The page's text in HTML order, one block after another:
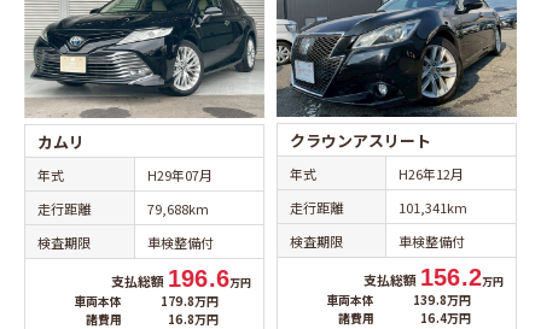
カムリ
年式
H29年07月
走行距離
79,688km
検査期限
車検整備付
支払総額 196.6万円
車両本体
179.8万円
諸費用
16.8万円
クラウンアスリート
年式
H26年12月
走行距離
101,341km
検査期限
車検整備付
支払総額 156.2万円
車両本体
139.8万円
諸費用
16.4万円